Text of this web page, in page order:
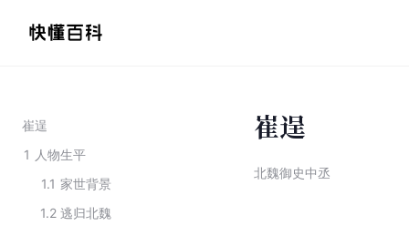
崔逞
1 人物生平
1.1 家世背景
1.2 逃归北魏
崔逞
北魏御史中丞